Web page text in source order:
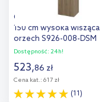
Cersanit Lara szafka
150 cm wysoka wisząca
orzech S926-008-DSM
Dostępność: 24h!
523,86 zł
Cena kat.: 617 zł
(11)